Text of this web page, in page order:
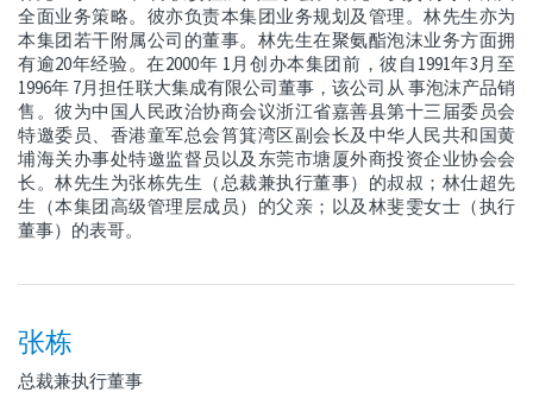
全面业务策略。彼亦负责本集团业务规划及管理。林先生亦为
本集团若干附属公司的董事。林先生在聚氨酯泡沫业务方面拥
有逾20年经验。在2000年 1月创办本集团前，彼自1991年3月至
1996年 7月担任联大集成有限公司董事，该公司从 事泡沫产品销
售。彼为中国人民政治协商会议浙江省嘉善县第十三届委员会
特邀委员、香港童军总会筲箕湾区副会长及中华人民共和国黄
埔海关办事处特邀监督员以及东莞市塘厦外商投资企业协会会
长。林先生为张栋先生（总裁兼执行董事）的叔叔；林仕超先
生（本集团高级管理层成员）的父亲；以及林斐雯女士（执行
董事）的表哥。
张栋
总裁兼执行董事